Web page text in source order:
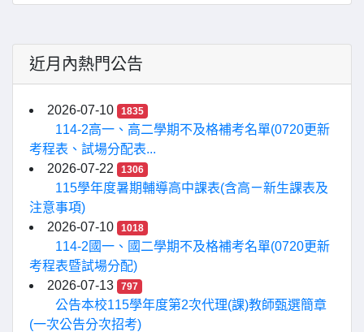
近月內熱門公告
2026-07-10 1835
114-2高一、高二學期不及格補考名單(0720更新
考程表、試場分配表...
2026-07-22
1306
115學年度暑期輔導高中課表(含高ㄧ新生課表及
注意事項)
2026-07-10
1018
114-2國一、國二學期不及格補考名單(0720更新
考程表暨試場分配)
2026-07-13
797
公告本校115學年度第2次代理(課)教師甄選簡章
(一次公告分次招考)